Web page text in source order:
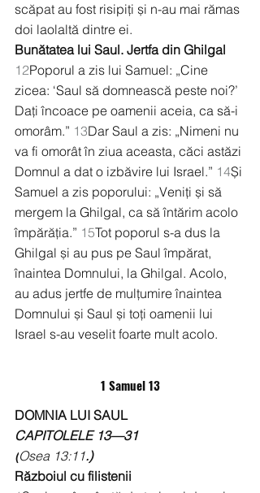
scăpat au fost risipiți și n-au mai rămas
doi laolaltă dintre ei.
Bunătatea lui Saul. Jertfa din Ghilgal
12Poporul a zis lui Samuel: „Cine
zicea: ‘Saul să domnească peste noi?’
Dați încoace pe oamenii aceia, ca să-i
omorâm.” 13Dar Saul a zis: „Nimeni nu
va fi omorât în ziua aceasta, căci astăzi
Domnul a dat o izbăvire lui Israel.” 14Și
Samuel a zis poporului: „Veniți și să
mergem la Ghilgal, ca să întărim acolo
împărăția.” 15Tot poporul s-a dus la
Ghilgal și au pus pe Saul împărat,
înaintea Domnului, la Ghilgal. Acolo,
au adus jertfe de mulțumire înaintea
Domnului și Saul și toți oamenii lui
Israel s-au veselit foarte mult acolo.
1 Samuel 13
DOMNIA LUI SAUL
CAPITOLELE 13—31
(Osea 13:11.)
Războiul cu filistenii